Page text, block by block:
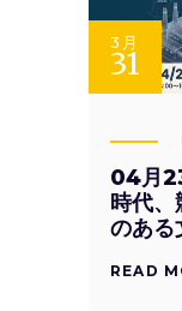
3月
31
04月
時代、
のある
READ